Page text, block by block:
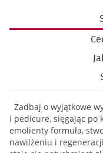
Zadbaj o wyjątkowe
i pedicure, sięgając po
emolienty formuła,
nawilżeniu i